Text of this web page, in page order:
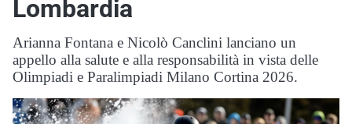
Lombardia
Arianna Fontana e Nicolò Canclini lanciano un
appello alla salute e alla responsabilità in vista delle
Olimpiadi e Paralimpiadi Milano Cortina 2026.